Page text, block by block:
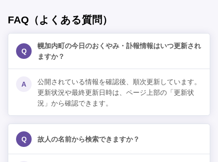
FAQ（よくある質問）
Q
幌加内町の今日のおくやみ・訃報情報はいつ更新され
ますか？
A
公開されている情報を確認後、順次更新しています。
更新状況や最終更新日時は、ページ上部の「更新状
況」から確認できます。
Q 故人の名前から検索できますか？